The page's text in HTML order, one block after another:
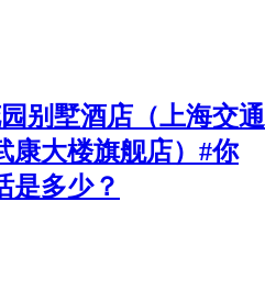
别墅酒店（上海交通
康大楼旗舰店）#你
是多少？